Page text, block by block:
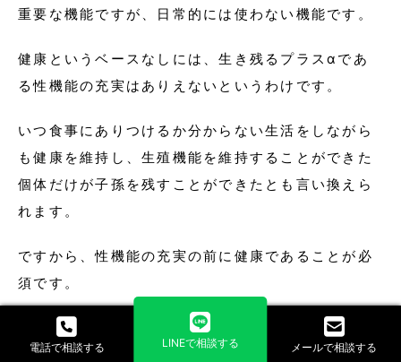
重要な機能ですが、日常的には使わない機能です。
健康というベースなしには、生き残るプラスαであ
る性機能の充実はありえないというわけです。
いつ食事にありつけるか分からない生活をしながら
も健康を維持し、生殖機能を維持することができた
個体だけが子孫を残すことができたとも言い換えら
れます。
ですから、性機能の充実の前に健康であることが必
須です。
さらに、生き残って子孫を残すためには、健康であ
るだけでは不十分です。
電話で相談する LINEで相談する メールで相談する